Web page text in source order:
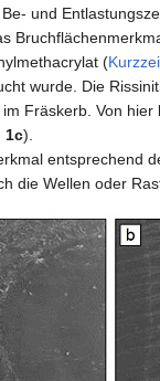
und
(
wurde. Die
Fräskerb. Von
1c).
entsprechend
die Wellen oder